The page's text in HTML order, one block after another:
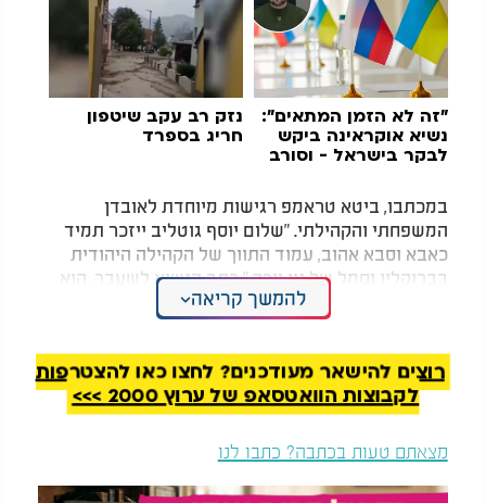
"זה לא הזמן המתאים":
נשיא אוקראינה ביקש
לבקר בישראל - וסורב
נזק רב עקב שיטפון
חריג בספרד
במכתבו, ביטא טראמפ רגישות מיוחדת לאובדן
המשפחתי והקהילתי. "שלום יוסף גוטליב ייזכר תמיד
כאבא וסבא אהוב, עמוד התווך של הקהילה היהודית
בברוקלין וסמל של ניו יורק," כתב הנשיא לשעבר. הוא
הוסיף כי "התרגש לשמוע שהכינו את המסעדה לכבוד
הביקור שלו," והדגיש את פעילות החסד והצדקה של
המנוח למען נזקקים בקהילה.
המסעדה, שהפכה למוסד קולינרי מוכר בקהילה החרדית
של ניו יורק, נסגרה לתקופת האבל בעקבות פטירתו של
גוטליב. מכתבו של טראמפ משקף הכרה בתרומתה של
המשפחה לקהילה היהודית ובמורשת החסד שהותיר
אחריו המנוח.
להמשך קריאה
רוצים להישאר מעודכנים? לחצו כאן להצטרפות
לקבוצות הוואטסאפ של ערוץ 2000 >>>
מצאתם טעות בכתבה? כתבו לנו